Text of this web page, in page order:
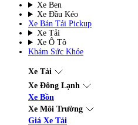
Xe Ben
Xe Đầu Kéo
Xe Bán Tải Pickup
Xe Tải
Xe Ô Tô
Khám Sức Khỏe
Xe Tải
Xe Đông Lạnh
Xe Bồn
Xe Môi Trường
Giá Xe Tải